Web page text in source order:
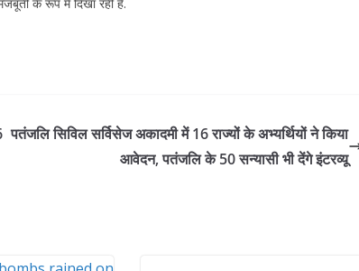
पतंजलि सिविल सर्विसेज अकादमी में 16 राज्यों के अभ्यर्थियों ने किया
आवेदन, पतंजलि के 50 सन्यासी भी देंगे इंटरव्यू